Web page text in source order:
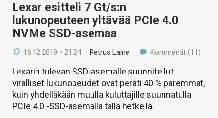
Lexar esitteli 7 Gt/s:n
lukunopeuteen yltävää PCIe 4.0
NVMe SSD-asemaa
16.12.2019 - 21:24 /Petrus Laine Kommentit (11)
Lexarin tulevan SSD-asemalle suunnitellut
viralliset lukunopeudet ovat peräti 40 % paremmat,
kuin yhdelläkään muulla kuluttajille suunnatulla
PCIe 4.0 -SSD-asemalla tällä hetkellä.